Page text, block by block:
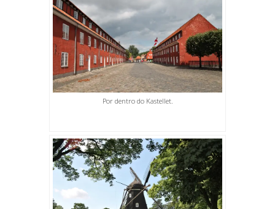
Por dentro do Kastellet.